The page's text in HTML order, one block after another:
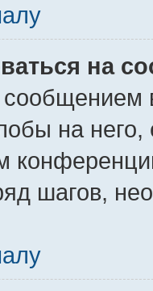
на
на
шагов,